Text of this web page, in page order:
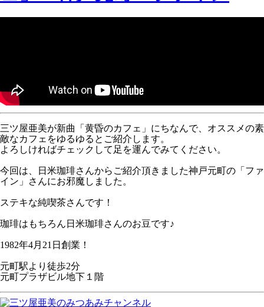
三ツ屋亜美が新曲「黄昏のカフェ」にちなんで、オススメの素
敵なカフェをゆるゆるとご紹介します。
よろしければチェックして足を運んでみてください。
今回は、日米珈琲さんからご紹介頂きました神戸元町の「ファ
イン」さんにお邪魔しました。
ステキな純喫茶さんです！
珈琲はもちろん日米珈琲さんのお豆です♪
1982年4月21日創業！
元町駅より徒歩2分
元町プラザビル地下１階